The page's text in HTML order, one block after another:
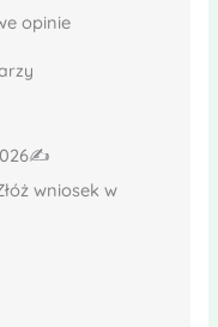
opinie
wniosek w